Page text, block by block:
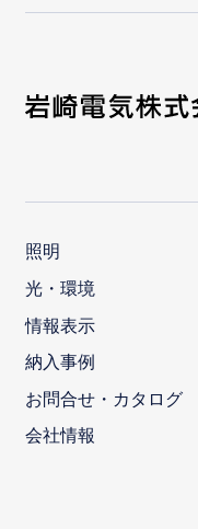
照明
光・環境
情報表示
納入事例
お問合せ・カタログ
会社情報